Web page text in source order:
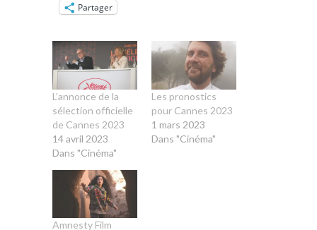
Partager
L’annonce de la
sélection officielle
de Cannes 2023
14 avril 2023
Dans "Cinéma"
Les pronostics
pour Cannes 2023
1 mars 2023
Dans "Cinéma"
Amnesty Film